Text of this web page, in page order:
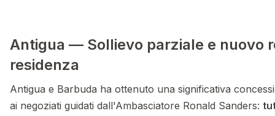
Antigua — Sollievo parziale e nuovo
residenza
Antigua e Barbuda ha ottenuto una significativa
ai negoziati guidati dall'Ambasciatore Ronald Sanders: